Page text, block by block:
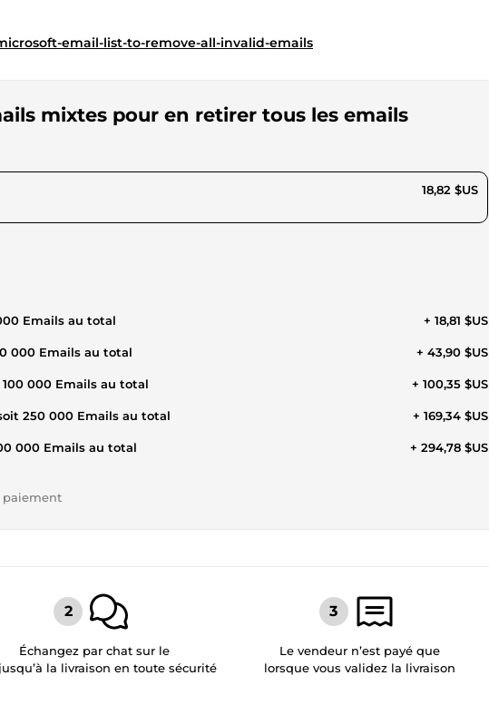
email-list-to-remove-all-invalid-emails
mixtes pour en retirer tous les emails
18,82 $US
Emails au total + 18,81 $US
000 Emails au total + 43,90 $US
000 Emails au total + 100,35 $US
250 000 Emails au total + 169,34 $US
000 Emails au total + 294,78 $US
paiement
Échangez par chat sur le
la livraison en toute sécurité
Le vendeur n’est payé que
lorsque vous validez la livraison